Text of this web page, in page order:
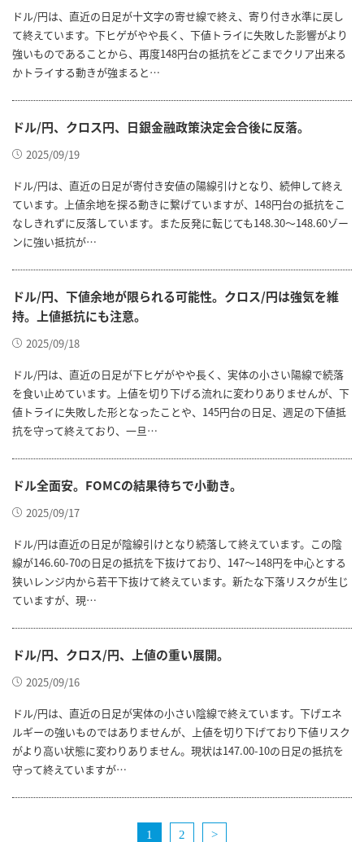
ドル/円は、直近の日足が十文字の寄せ線で終え、寄り付き水準に戻し
て終えています。下ヒゲがやや長く、下値トライに失敗した影響がより
強いものであることから、再度148円台の抵抗をどこまでクリア出来る
かトライする動きが強まると…
ドル/円、クロス円、日銀金融政策決定会合後に反落。
2025/09/19
ドル/円は、直近の日足が寄付き安値の陽線引けとなり、続伸して終え
ています。上値余地を探る動きに繋げていますが、148円台の抵抗をこ
なしきれずに反落しています。また反発に転じても148.30～148.60ゾー
ンに強い抵抗が…
ドル/円、下値余地が限られる可能性。クロス/円は強気を維
持。上値抵抗にも注意。
2025/09/18
ドル/円は、直近の日足が下ヒゲがやや長く、実体の小さい陽線で続落
を食い止めています。上値を切り下げる流れに変わりありませんが、下
値トライに失敗した形となったことや、145円台の日足、週足の下値抵
抗を守って終えており、一旦…
ドル全面安。FOMCの結果待ちで小動き。
2025/09/17
ドル/円は直近の日足が陰線引けとなり続落して終えています。この陰
線が146.60-70の日足の抵抗を下抜けており、147～148円を中心とする
狭いレンジ内から若干下抜けて終えています。新たな下落リスクが生じ
ていますが、現…
ドル/円、クロス/円、上値の重い展開。
2025/09/16
ドル/円は、直近の日足が実体の小さい陰線で終えています。下げエネ
ルギーの強いものではありませんが、上値を切り下げており下値リスク
がより高い状態に変わりありません。現状は147.00-10の日足の抵抗を
守って終えていますが…
1 2 >